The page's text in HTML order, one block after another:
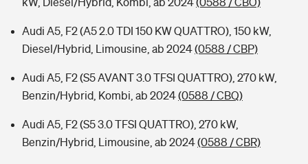
Audi A5, F2 (A5 2.0 TDI 150 KW QUATTRO), 150 kW,
Diesel/Hybrid, Limousine, ab 2024(0588 / CBP)
Audi A5, F2 (S5 AVANT 3.0 TFSI QUATTRO), 270 kW,
Benzin/Hybrid, Kombi, ab 2024(0588 / CBQ)
Audi A5, F2 (S5 3.0 TFSI QUATTRO), 270 kW,
Benzin/Hybrid, Limousine, ab 2024(0588 / CBR)